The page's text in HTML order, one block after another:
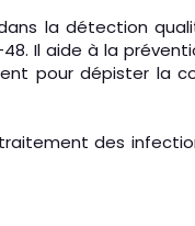
la détection
Il aide à la
pour dépister la
des